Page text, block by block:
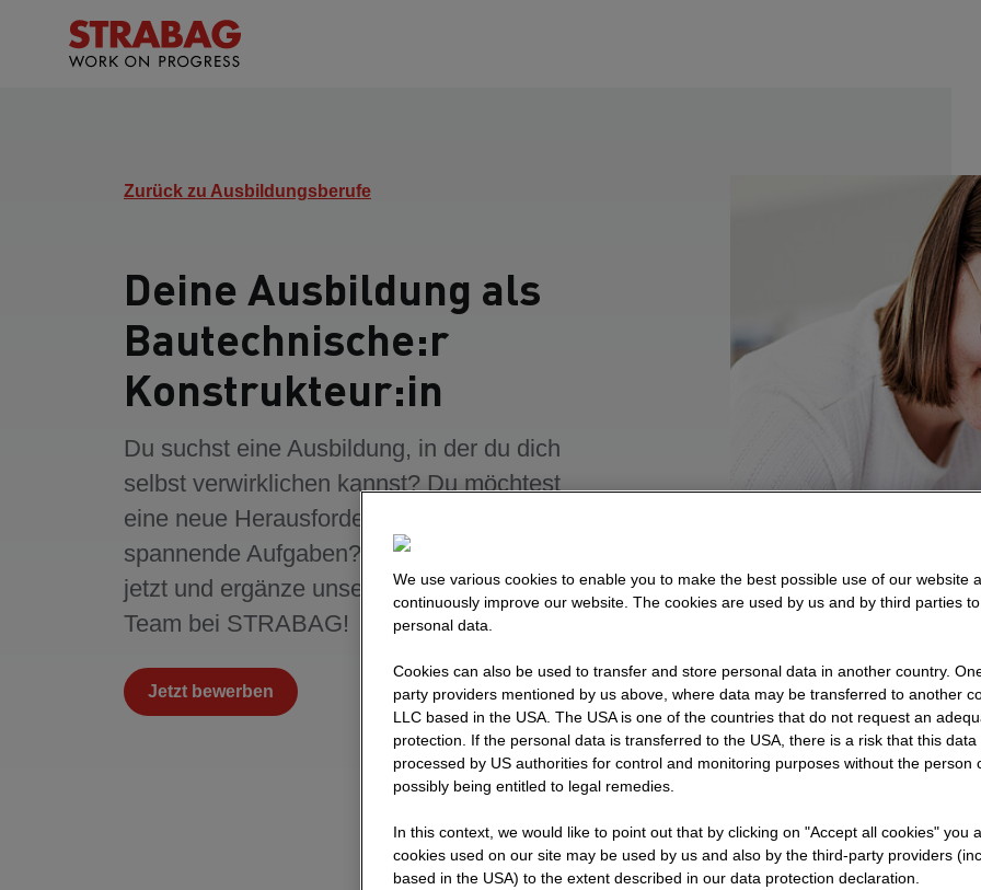
Zurück zu Ausbildungsberufe
Deine Ausbildung als
Bautechnische:r
Konstrukteur:in
Du suchst eine Ausbildung, in der du dich
selbst verwirklichen kannst? Du möchtest
eine neue Herausforderung und
spannende Aufgaben? Dann bewirb dich
jetzt und ergänze unser Auszubildenden-
Team bei STRABAG!
Jetzt bewerben
We use various cookies to enable you to make the best possible use of our website
continuously improve our website. The cookies are used by us and by third parties
personal data.
Cookies can also be used to transfer and store personal data in another country.
party providers mentioned by us above, where data may be transferred to another
LLC based in the USA. The USA is one of the countries that do not request an
protection. If the personal data is transferred to the USA, there is a risk that this data
processed by US authorities for control and monitoring purposes without the person
possibly being entitled to legal remedies.
In this context, we would like to point out that by clicking on "Accept all cookies" you
cookies used on our site may be used by us and also by the third-party providers
based in the USA) to the extent described in our data protection declaration.